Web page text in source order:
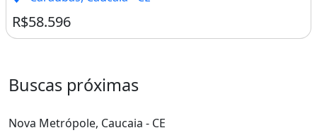
R$58.596
Buscas próximas
Nova Metrópole, Caucaia - CE